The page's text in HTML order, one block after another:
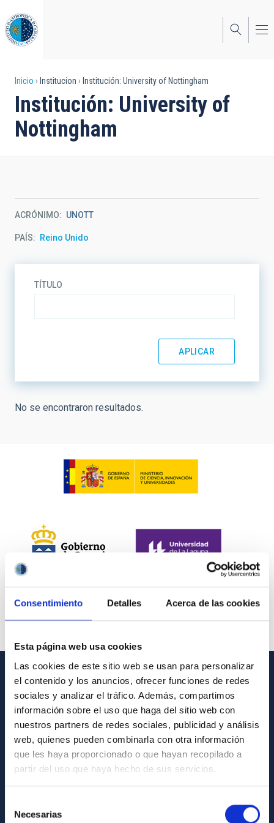
Consentimiento Detalles Acerca de las cookies
Esta página web usa cookies
Las cookies de este sitio web se usan para personalizar
el contenido y los anuncios, ofrecer funciones de redes
sociales y analizar el tráfico. Además, compartimos
información sobre el uso que haga del sitio web con
nuestros partners de redes sociales, publicidad y análisis
web, quienes pueden combinarla con otra información
que les haya proporcionado o que hayan recopilado a
partir del uso que haya hecho de sus servicios.
Necesarias
al
contenido
principal
Sobrescribir
enlaces
de
navegación
Inicio Institucion Institución: University of Nottingham
Institución: University of
Nottingham
ACRÓNIMO UNOTT
PAÍS Reino Unido
TÍTULO
No se encontraron resultados.
INFORMACIÓN GENERAL
Contacto
Cómo llegar al IAC
Directorio de personal
Biblioteca